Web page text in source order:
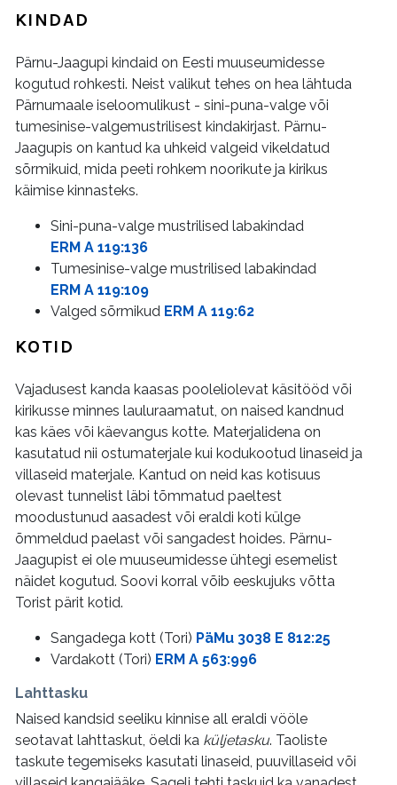
KINDAD
Pärnu-Jaagupi kindaid on Eesti muuseumidesse
kogutud rohkesti. Neist valikut tehes on hea lähtuda
Pärnumaale iseloomulikust - sini-puna-valge või
tumesinise-valgemustrilisest kindakirjast. Pärnu-
Jaagupis on kantud ka uhkeid valgeid vikeldatud
sõrmikuid, mida peeti rohkem noorikute ja kirikus
käimise kinnasteks.
Sini-puna-valge mustrilised labakindad
ERM A 119:136
Tumesinise-valge mustrilised labakindad
ERM A 119:109
Valged sõrmikud ERM A 119:62
KOTID
Vajadusest kanda kaasas pooleliolevat käsitööd või
kirikusse minnes lauluraamatut, on naised kandnud
kas käes või käevangus kotte. Materjalidena on
kasutatud nii ostumaterjale kui kodukootud linaseid ja
villaseid materjale. Kantud on neid kas kotisuus
olevast tunnelist läbi tõmmatud paeltest
moodustunud aasadest või eraldi koti külge
õmmeldud paelast või sangadest hoides. Pärnu-
Jaagupist ei ole muuseumidesse ühtegi esemelist
näidet kogutud. Soovi korral võib eeskujuks võtta
Torist pärit kotid.
Sangadega kott (Tori) PäMu 3038 E 812:25
Vardakott (Tori) ERM A 563:996
Lahttasku
Naised kandsid seeliku kinnise all eraldi vööle
seotavat lahttaskut, öeldi ka küljetasku. Taoliste
taskute tegemiseks kasutati linaseid, puuvillaseid või